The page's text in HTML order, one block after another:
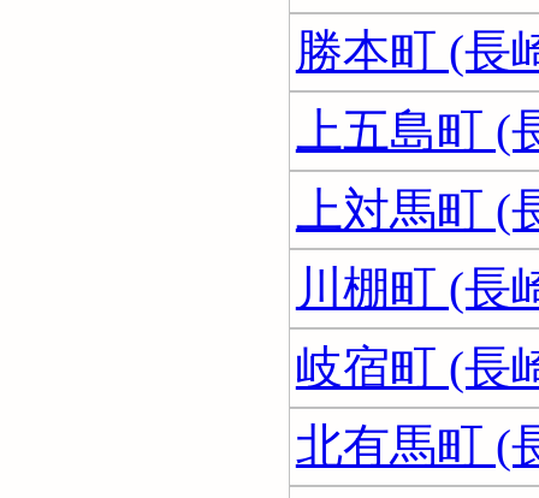
勝本町 (長
上五島町 (
上対馬町 (
川棚町 (長
岐宿町 (長
北有馬町 (